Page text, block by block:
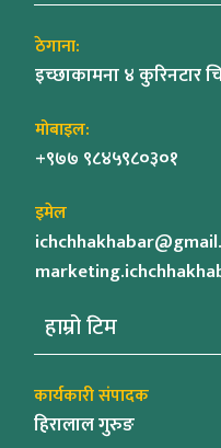
ठेगाना:
इच्छाकामना ४ कुरिनटार
मोबाइल:
+९७७ ९८४५९८०३०१
इमेल
हाम्रो टिम
कार्यकारी संपादक
हिरालाल गुरुङ